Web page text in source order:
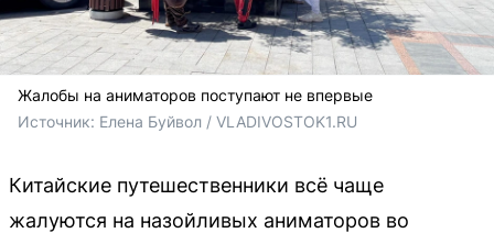
Жалобы на аниматоров поступают не впервые
Источник: Елена Буйвол / VLADIVOSTOK1.RU
Китайские путешественники всё чаще
жалуются на назойливых аниматоров во